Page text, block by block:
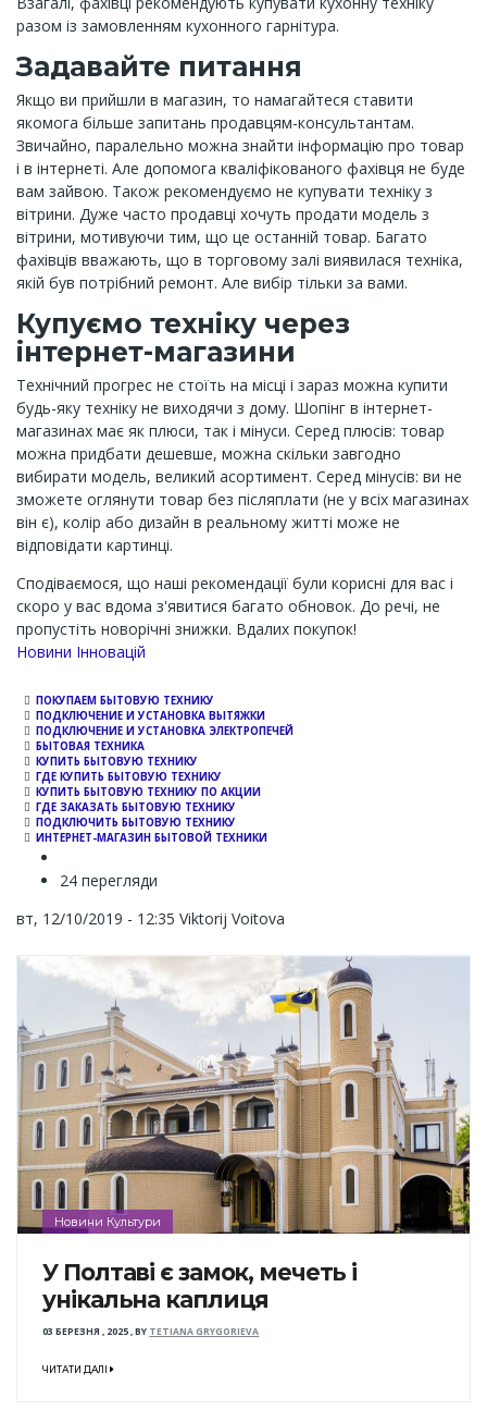
разом із замовленням кухонного гарнітура.
Задавайте питання
Якщо ви прийшли в магазин, то намагайтеся ставити
якомога більше запитань продавцям-консультантам.
Звичайно, паралельно можна знайти інформацію про товар
і в інтернеті. Але допомога кваліфікованого фахівця не буде
вам зайвою. Також рекомендуємо не купувати техніку з
вітрини. Дуже часто продавці хочуть продати модель з
вітрини, мотивуючи тим, що це останній товар. Багато
фахівців вважають, що в торговому залі виявилася техніка,
якій був потрібний ремонт. Але вибір тільки за вами.
Купуємо техніку через
інтернет-магазини
Технічний прогрес не стоїть на місці і зараз можна купити
будь-яку техніку не виходячи з дому. Шопінг в інтернет-
магазинах має як плюси, так і мінуси. Серед плюсів: товар
можна придбати дешевше, можна скільки завгодно
вибирати модель, великий асортимент. Серед мінусів: ви не
зможете оглянути товар без післяплати (не у всіх магазинах
він є), колір або дизайн в реальному житті може не
відповідати картинці.
Сподіваємося, що наші рекомендації були корисні для вас і
скоро у вас вдома з'явитися багато обновок. До речі, не
пропустіть новорічні знижки. Вдалих покупок!
Channel
Новини Інновацій
ПОКУПАЕМ БЫТОВУЮ ТЕХНИКУ
ПОДКЛЮЧЕНИЕ И УСТАНОВКА ВЫТЯЖКИ
ПОДКЛЮЧЕНИЕ И УСТАНОВКА ЭЛЕКТРОПЕЧЕЙ
БЫТОВАЯ ТЕХНИКА
КУПИТЬ БЫТОВУЮ ТЕХНИКУ
ГДЕ КУПИТЬ БЫТОВУЮ ТЕХНИКУ
КУПИТЬ БЫТОВУЮ ТЕХНИКУ ПО АКЦИИ
ГДЕ ЗАКАЗАТЬ БЫТОВУЮ ТЕХНИКУ
ПОДКЛЮЧИТЬ БЫТОВУЮ ТЕХНИКУ
ИНТЕРНЕТ-МАГАЗИН БЫТОВОЙ ТЕХНИКИ
24 перегляди
вт, 12/10/2019 - 12:35 Viktorij Voitova
Новини Культури
У Полтаві є замок, мечеть і
унікальна каплиця
03 БЕРЕЗНЯ , 2025,BY TETIANA GRYGORIEVA
ЧИТАТИ ДАЛІ